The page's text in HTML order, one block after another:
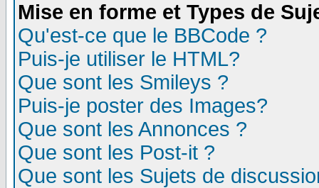
Mise en forme et Types de
Qu'est-ce que le BBCode ?
Puis-je utiliser le HTML?
Que sont les Smileys ?
Puis-je poster des Images?
Que sont les Annonces ?
Que sont les Post-it ?
Que sont les Sujets de